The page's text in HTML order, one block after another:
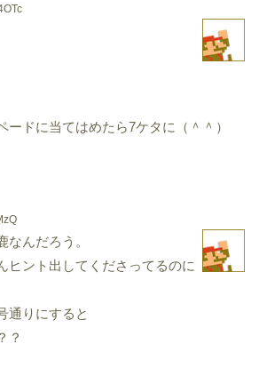
ードに当てはめたら7ケタに（＾＾）
なんだろう。
ヒント出してくださってるのに
通りにすると
？